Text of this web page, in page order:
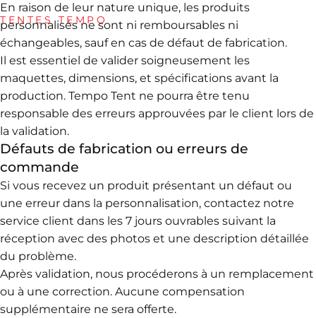
TENTES TEMPO
Politiquederetour
Chez Tempo Tent, la satisfaction de nos clients est une
priorité. Toutefois, pour des raisons de qualité et de
personnalisation, nos politiques de retour sont
encadrées afin de garantir un traitement juste et
équitable.
En raison de leur nature unique, les produits
personnalisés ne sont ni remboursables ni
échangeables, sauf en cas de défaut de fabrication.
Il est essentiel de valider soigneusement les
maquettes, dimensions, et spécifications avant la
production. Tempo Tent ne pourra être tenu
responsable des erreurs approuvées par le client lors de
la validation.
Défauts de fabrication ou erreurs de
commande
Si vous recevez un produit présentant un défaut ou
une erreur dans la personnalisation, contactez notre
service client dans les 7 jours ouvrables suivant la
réception avec des photos et une description détaillée
du problème.
Après validation, nous procéderons à un remplacement
ou à une correction. Aucune compensation
supplémentaire ne sera offerte.